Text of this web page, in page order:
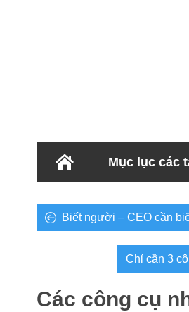
Mục lục các
Biết người – CEO cần
Chỉ cần 3
Các công cụ